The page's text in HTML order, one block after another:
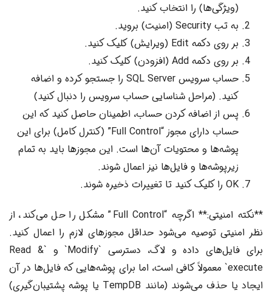
(ویژگی‌ها) را انتخاب کنید.
به تب Security (امنیت) بروید.
بر روی دکمه Edit (ویرایش) کلیک کنید.
بر روی دکمه Add (افزودن) کلیک کنید.
حساب سرویس SQL Server را جستجو کرده و اضافه
کنید. (مراحل شناسایی حساب سرویس را دنبال کنید)
پس از اضافه کردن حساب، اطمینان حاصل کنید که این
حساب دارای مجوز “Full Control” (کنترل کامل) برای این
پوشه‌ها و محتویات آن‌ها است. این مجوزها باید به تمام
زیرپوشه‌ها و فایل‌ها نیز اعمال شوند.
OK را کلیک کنید تا تغییرات ذخیره شوند.
**نکته امنیتی:** اگرچه “Full Control” مشکل را حل می‌کند، از
نظر امنیتی توصیه می‌شود حداقل مجوزهای لازم را اعمال کنید.
برای فایل‌های داده و لاگ، دسترسی `Modify` و `Read &
execute` معمولاً کافی است، اما برای پوشه‌هایی که فایل‌ها در آن
ایجاد یا حذف می‌شوند (مانند TempDB یا پوشه پشتیبان‌گیری)